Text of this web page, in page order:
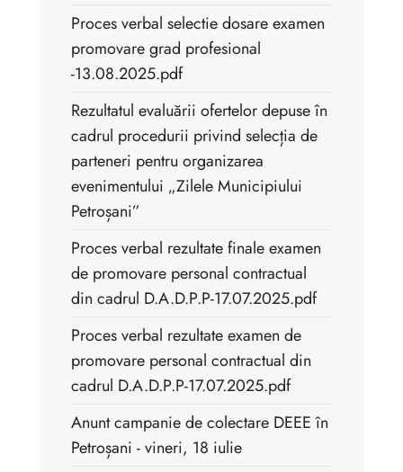
Proces verbal selectie dosare examen
promovare grad profesional
-13.08.2025.pdf
Rezultatul evaluării ofertelor depuse în
cadrul procedurii privind selecția de
parteneri pentru organizarea
evenimentului „Zilele Municipiului
Petroșani”
Proces verbal rezultate finale examen
de promovare personal contractual
din cadrul D.A.D.P.P-17.07.2025.pdf
Proces verbal rezultate examen de
promovare personal contractual din
cadrul D.A.D.P.P-17.07.2025.pdf
Anunt campanie de colectare DEEE în
Petroșani - vineri, 18 iulie